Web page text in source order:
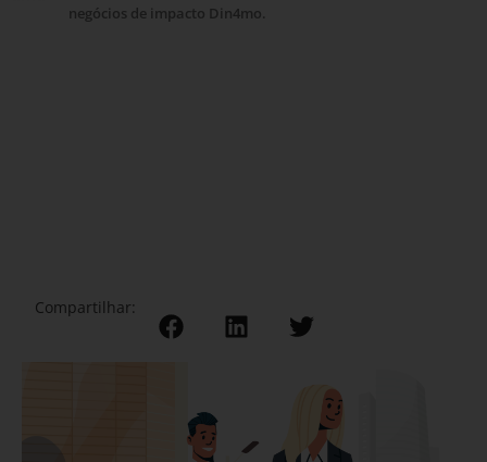
negócios de impacto Din4mo.
Compartilhar: